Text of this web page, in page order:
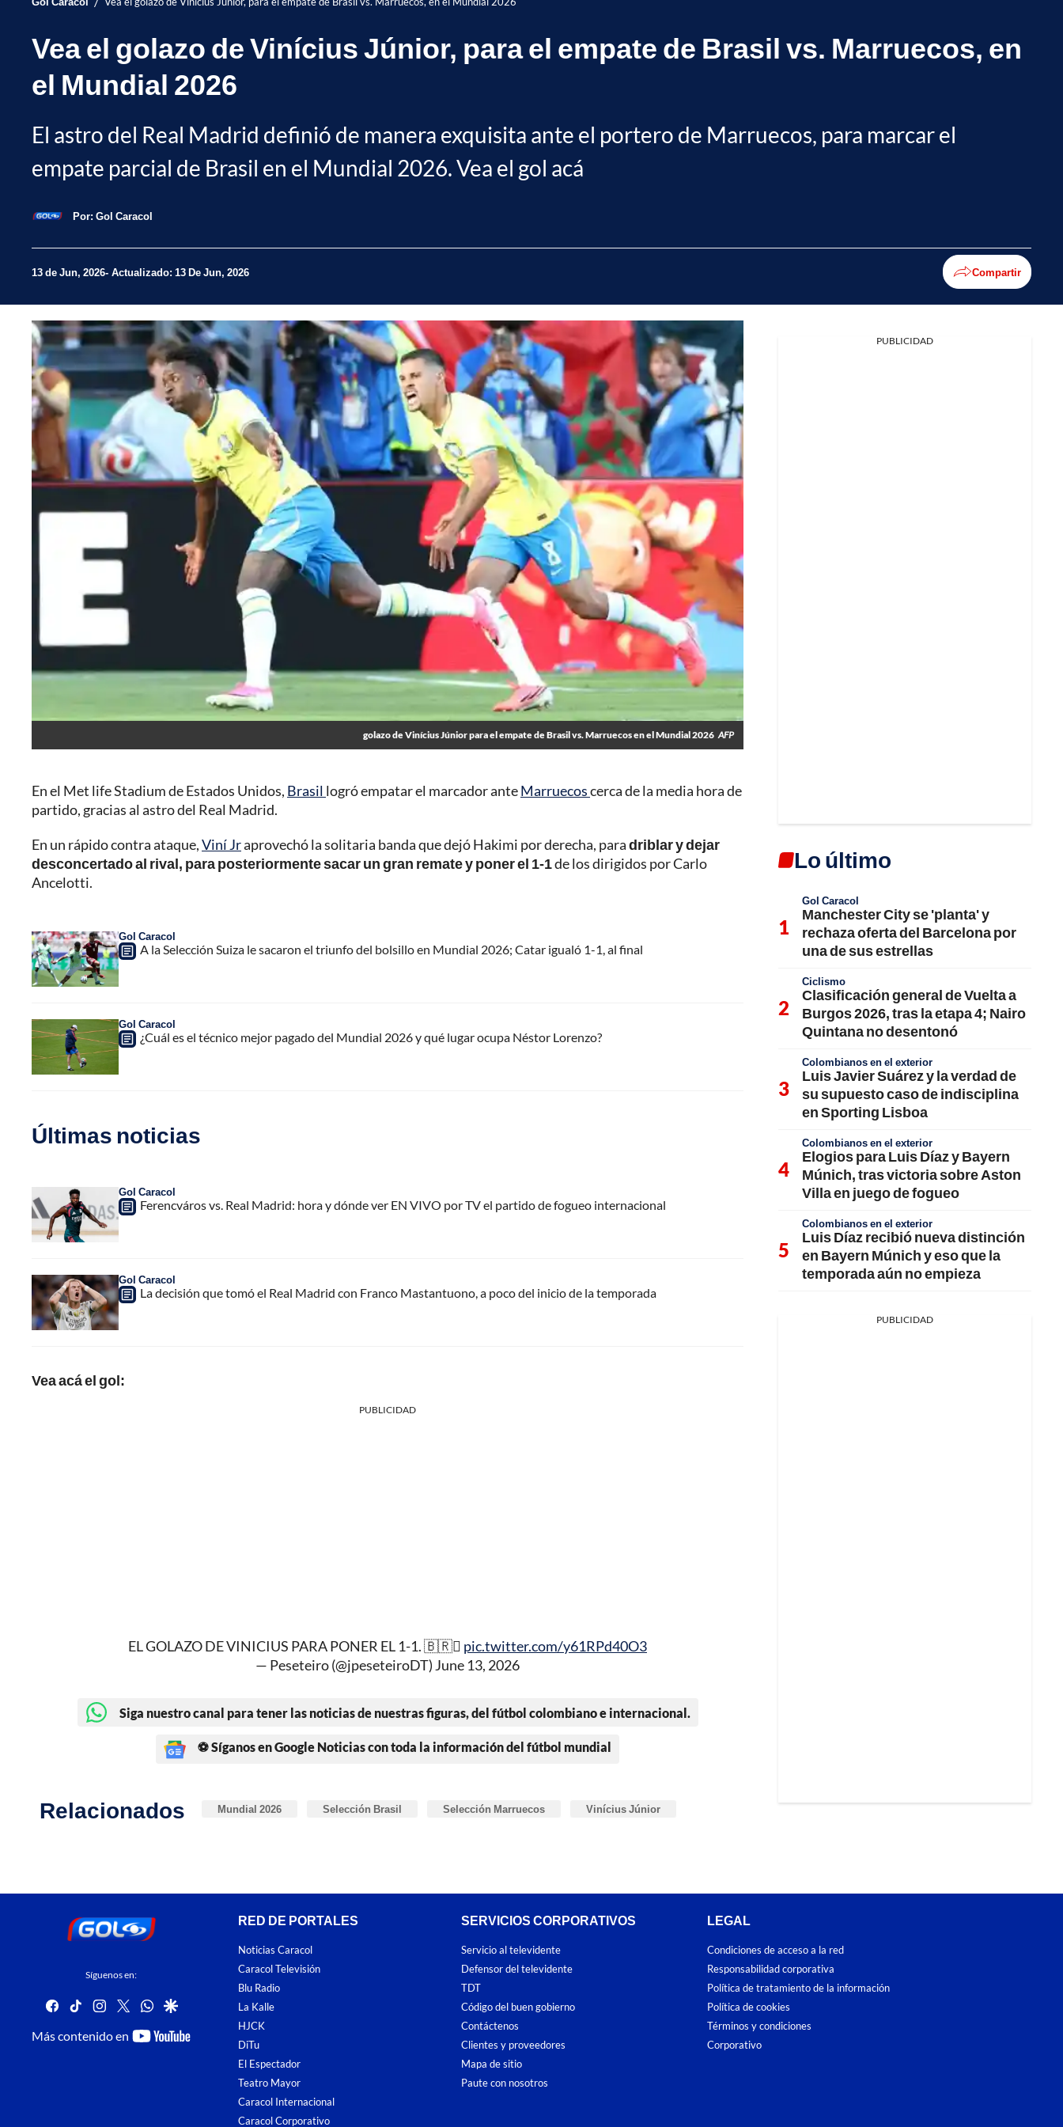
Vea el golazo de Vinícius Júnior, para el empate de Brasil vs. Marruecos, en
el Mundial 2026
El astro del Real Madrid definió de manera exquisita ante el portero de Marruecos, para marcar el
empate parcial de Brasil en el Mundial 2026. Vea el gol acá
Por: Gol Caracol
13 de Jun, 2026 Actualizado: 13 De Jun, 2026 Compartir
golazo de Vinícius Júnior para el empate de Brasil vs. Marruecos en el Mundial 2026 AFP
En el Met life Stadium de Estados Unidos, Brasil logró empatar el marcador anteMarruecoscerca de la media hora de
partido, gracias al astro del Real Madrid.
En un rápido contra ataque,Viní Jraprovechó la solitaria banda que dejó Hakimi por derecha, paradriblar y dejar
desconcertado al rival, para posteriormente sacar un gran remate y poner el 1-1de los dirigidos por Carlo
Ancelotti.
Gol Caracol
A la Selección Suiza le sacaron el triunfo del bolsillo en Mundial 2026; Catar igualó 1-1, al final
Gol Caracol
¿Cuál es el técnico mejor pagado del Mundial 2026 y qué lugar ocupa Néstor Lorenzo?
Últimas noticias
Gol Caracol
Ferencváros vs. Real Madrid: hora y dónde ver EN VIVO por TV el partido de fogueo internacional
Gol Caracol
La decisión que tomó el Real Madrid con Franco Mastantuono, a poco del inicio de la temporada
Vea acá el gol:
PUBLICIDAD
EL GOLAZO DE VINICIUS PARA PONER EL 1-1. 🇧🇷🫪 pic.twitter.com/y61RPd40O3
— Peseteiro (@jpeseteiroDT) June 13, 2026
Siga nuestro canal para tener las noticias de nuestras figuras, del fútbol colombiano e internacional.
⚽ Síganos en Google Noticias con toda la información del fútbol mundial
Relacionados Mundial 2026 Selección Brasil Selección Marruecos Vinícius Júnior
PUBLICIDAD
Lo último
Gol Caracol
Manchester City se 'planta' y
rechaza oferta del Barcelona por
una de sus estrellas
Ciclismo
Clasificación general de Vuelta a
Burgos 2026, tras la etapa 4; Nairo
Quintana no desentonó
Colombianos en el exterior
Luis Javier Suárez y la verdad de
su supuesto caso de indisciplina
en Sporting Lisboa
Colombianos en el exterior
Elogios para Luis Díaz y Bayern
Múnich, tras victoria sobre Aston
Villa en juego de fogueo
Colombianos en el exterior
Luis Díaz recibió nueva distinción
en Bayern Múnich y eso que la
temporada aún no empieza
PUBLICIDAD
Síguenos en:
facebook
tiktokinstagram
twitterwhatsapp
google
Más contenido en
youtube-
RED DE PORTALES
Noticias Caracol
Caracol Televisión
Blu Radio
La Kalle
HJCK
DiTu
El Espectador
Teatro Mayor
Caracol Internacional
Caracol Corporativo
SERVICIOS CORPORATIVOS
Servicio al televidente
Defensor del televidente
TDT
Código del buen gobierno
Contáctenos
Clientes y proveedores
Mapa de sitio
Paute con nosotros
LEGAL
Condiciones de acceso a la red
Responsabilidad corporativa
Política de tratamiento de la información
Política de cookies
Términos y condiciones
Corporativo